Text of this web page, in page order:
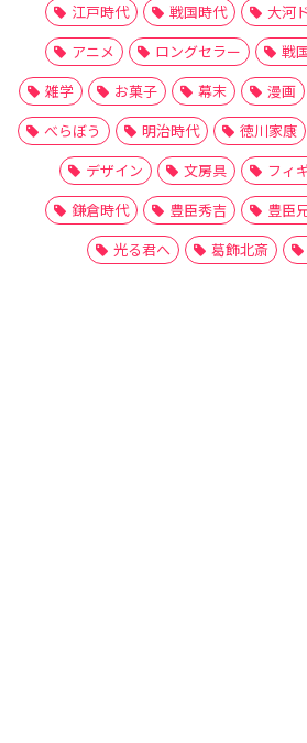
江戸時代 戦国時代 大河
アニメ
ロングセラー 戦
雑学
お菓子 幕末 漫画
べらぼう
明治時代 徳川家康
デザイン
文房具 フィ
鎌倉時代
豊臣秀吉 豊臣
光る君へ
葛飾北斎